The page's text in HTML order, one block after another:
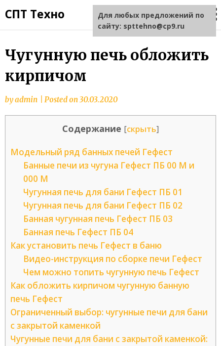
СПТ Техно
Чугунную печь обложить
кирпичом
byadmin Posted on30.03.2020
Содержание [скрыть]
Модельный ряд банных печей Гефест
Банные печи из чугуна Гефест ПБ 00 М и
000 М
Чугунная печь для бани Гефест ПБ 01
Чугунная печь для бани Гефест ПБ 02
Банная чугунная печь Гефест ПБ 03
Банная печь Гефест ПБ 04
Как установить печь Гефест в баню
Видео-инструкция по сборке печи Гефест
Чем можно топить чугунную печь Гефест
Как обложить кирпичом чугунную банную
печь Гефест
Ограниченный выбор: чугунные печи для бани
с закрытой каменкой
Чугунные печи для бани с закрытой каменкой:
Для любых предложений по
сайту: spttehno@cp9.ru